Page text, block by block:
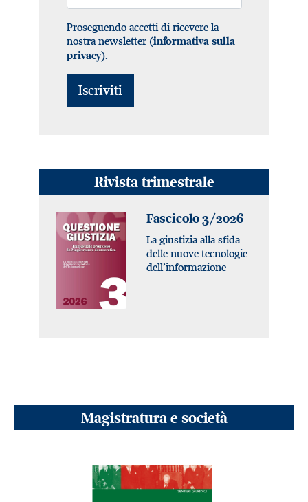
Proseguendo accetti di ricevere la
nostra newsletter (informativa sulla
privacy).
Rivista trimestrale
Fascicolo 3/2026
La giustizia alla sfida
delle nuove tecnologie
dell’informazione
Magistratura e società